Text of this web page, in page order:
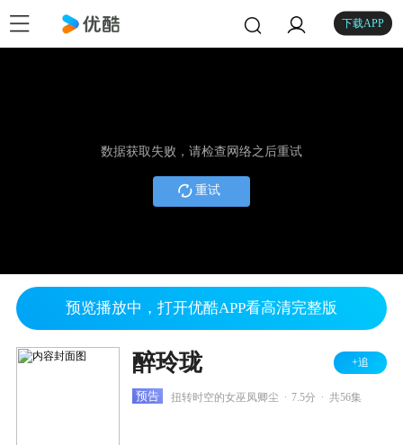
下载APP
数据获取失败，请检查网络之后重试
重试
预览播放中，打开优酷APP看高清完整版
醉玲珑 +追
预告 扭转时空的女巫凤卿尘 7.5分 共56集